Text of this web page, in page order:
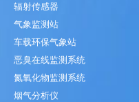
辐射传感器
气象监测站
车载环保气象站
恶臭在线监测系统
氮氧化物监测系统
烟气分析仪